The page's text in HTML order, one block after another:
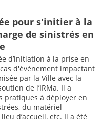
pour s'initier à la
de sinistrés en
d’initiation à la prise en
d'évènement impactant
par la Ville avec la
de l’IRMa. Il a
pratiques à déployer en
du matériel
d’accueil, etc. Il a été